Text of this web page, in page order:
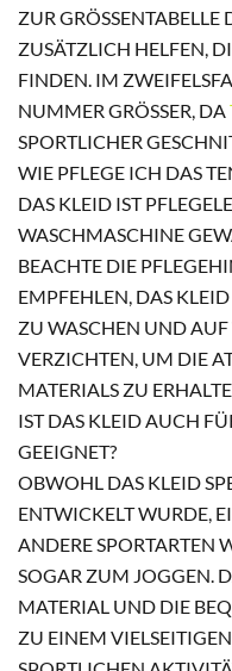
R GRÖSSENTABELLE
ÄTZLICH HELFEN, DIE
EN. IM ZWEIFELSFALL
ER GRÖSSER, DA
SPORTLICHER
WIE PFLEGE ICH DAS
DAS KLEID IST
WASCHMASCHINE
BEACHTE DIE
EMPFEHLEN, DAS
ZU WASCHEN UND
VERZICHTEN, UM DIE
MATERIALS ZU
IST DAS KLEID AUCH
GEEIGNET?
OBWOHL DAS KLEID
ENTWICKELT WURDE,
ANDERE SPORTARTEN
SOGAR ZUM JOGGEN.
MATERIAL UND DIE
ZU EINEM